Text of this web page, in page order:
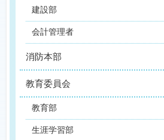
建設部
会計管理者
消防本部
教育委員会
教育部
生涯学習部